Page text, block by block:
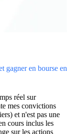
gagner en bourse en
réel sur
mes convictions
et n'est pas une
cours inclus les
sur les actions